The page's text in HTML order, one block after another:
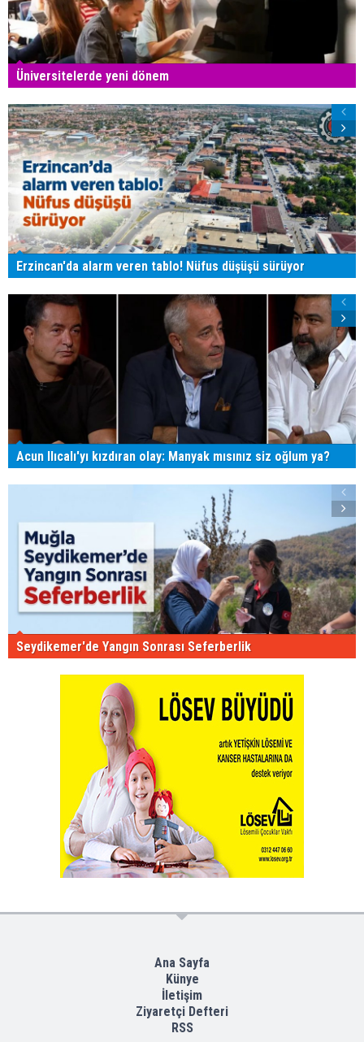
Üniversitelerde yeni dönem
Erzincan'da alarm veren tablo! Nüfus düşüşü sürüyor
Acun Ilıcalı'yı kızdıran olay: Manyak mısınız siz oğlum ya?
Seydikemer'de Yangın Sonrası Seferberlik
Ana Sayfa
Künye
İletişim
Ziyaretçi Defteri
RSS